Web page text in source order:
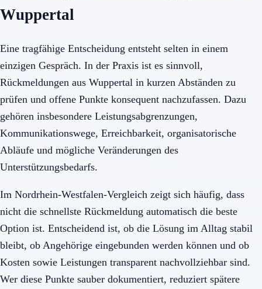
Wuppertal
Eine tragfähige Entscheidung entsteht selten in einem
einzigen Gespräch. In der Praxis ist es sinnvoll,
Rückmeldungen aus Wuppertal in kurzen Abständen zu
prüfen und offene Punkte konsequent nachzufassen. Dazu
gehören insbesondere Leistungsabgrenzungen,
Kommunikationswege, Erreichbarkeit, organisatorische
Abläufe und mögliche Veränderungen des
Unterstützungsbedarfs.
Im Nordrhein-Westfalen-Vergleich zeigt sich häufig, dass
nicht die schnellste Rückmeldung automatisch die beste
Option ist. Entscheidend ist, ob die Lösung im Alltag stabil
bleibt, ob Angehörige eingebunden werden können und ob
Kosten sowie Leistungen transparent nachvollziehbar sind.
Wer diese Punkte sauber dokumentiert, reduziert spätere